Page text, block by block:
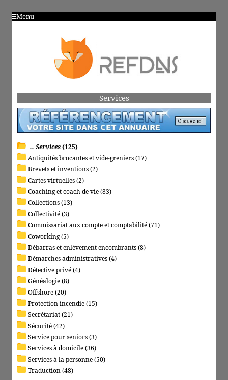
Menu
Services
.. Services(125)
Antiquités brocantes et vide-greniers (17)
Brevets et inventions (2)
Cartes virtuelles (2)
Coaching et coach de vie (83)
Collections (13)
Collectivité (3)
Commissariat aux compte et comptabilité (71)
Coworking (5)
Débarras et enlèvement encombrants (8)
Démarches administratives (4)
Détective privé (4)
Généalogie (8)
Offshore (20)
Protection incendie (15)
Secrétariat (21)
Sécurité (42)
Service pour seniors (3)
Services à domicile (36)
Services à la personne (50)
Traduction (48)